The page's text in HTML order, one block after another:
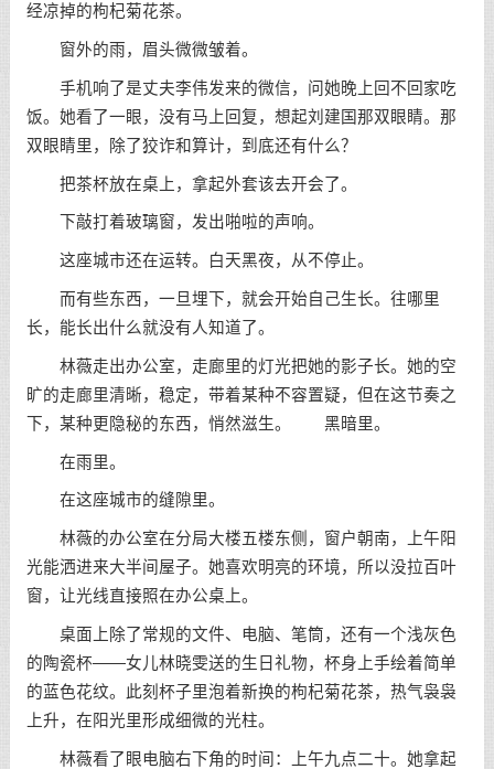
经凉掉的枸杞菊花茶。
窗外的雨，眉头微微皱着。
手机响了是丈夫李伟发来的微信，问她晚上回不回家吃
饭。她看了一眼，没有马上回复，想起刘建国那双眼睛。那
双眼睛里，除了狡诈和算计，到底还有什么？
把茶杯放在桌上，拿起外套该去开会了。
下敲打着玻璃窗，发出啪啦的声响。
这座城市还在运转。白天黑夜，从不停止。
而有些东西，一旦埋下，就会开始自己生长。往哪里
长，能长出什么就没有人知道了。
林薇走出办公室，走廊里的灯光把她的影子长。她的空
旷的走廊里清晰，稳定，带着某种不容置疑，但在这节奏之
下，某种更隐秘的东西，悄然滋生。 黑暗里。
在雨里。
在这座城市的缝隙里。
林薇的办公室在分局大楼五楼东侧，窗户朝南，上午阳
光能洒进来大半间屋子。她喜欢明亮的环境，所以没拉百叶
窗，让光线直接照在办公桌上。
桌面上除了常规的文件、电脑、笔筒，还有一个浅灰色
的陶瓷杯——女儿林晓雯送的生日礼物，杯身上手绘着简单
的蓝色花纹。此刻杯子里泡着新换的枸杞菊花茶，热气袅袅
上升，在阳光里形成细微的光柱。
林薇看了眼电脑右下角的时间：上午九点二十。她拿起